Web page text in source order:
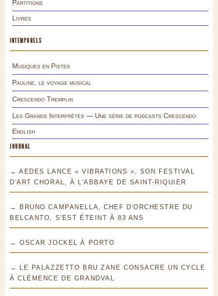
Partitions
Livres
INTEMPORELS
Musiques en Pistes
Pauline, le voyage musical
Crescendo Tremplin
Les Grands Interprètes — Une série de podcasts Crescendo
English
JOURNAL
→ AEDES LANCE « VIBRATIONS », SON FESTIVAL
D'ART CHORAL, À L'ABBAYE DE SAINT-RIQUIER
→ BRUNO CAMPANELLA, CHEF D'ORCHESTRE DU
BELCANTO, S'EST ÉTEINT À 83 ANS
→ OSCAR JOCKEL À PORTO
→ LE PALAZZETTO BRU ZANE CONSACRE UN CYCLE
À CLÉMENCE DE GRANDVAL